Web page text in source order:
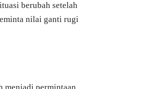
berubah setelah
nilai ganti rugi